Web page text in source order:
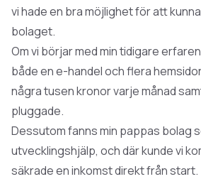
vi hade en bra möjlighet för att
bolaget.
Om vi börjar med min tidigare
både en e-handel och flera
några tusen kronor varje månad
pluggade.
Dessutom fanns min pappas bolag
utvecklingshjälp, och där kunde vi
säkrade en inkomst direkt från start.